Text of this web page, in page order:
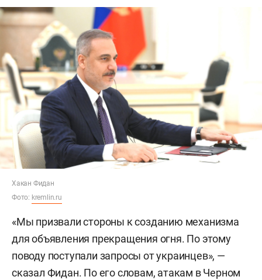
Хакан Фидан
Фото: kremlin.ru
«Мы призвали стороны к созданию механизма
для объявления прекращения огня. По этому
поводу поступали запросы от украинцев», —
сказал Фидан. По его словам, атакам в Черном